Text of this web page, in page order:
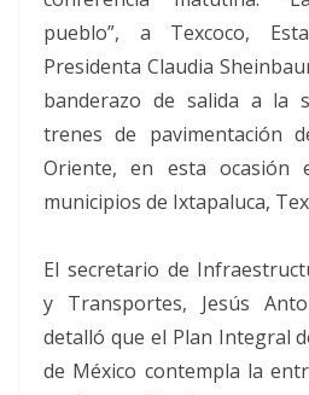
pueblo”, a Texcoco,
Presidenta Claudia
banderazo de salida a la
trenes de pavimentación
Oriente, en esta ocasión
municipios de Ixtapaluca,
El secretario de
y Transportes, Jesús
detalló que el Plan Integral
de México contempla la